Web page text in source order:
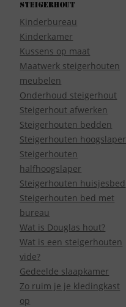
Steigerhout
Kinderbureau
Kinderkamer
Kussens op maat
Maatwerk steigerhouten
meubelen
Onderhoud steigerhout
Steigerhout afwerken
Steigerhouten bedden
Steigerhouten hoogslaper
Steigerhouten
halfhoogslaper
Steigerhouten huisjesbed
Steigerhouten bed met
bureau
Wat is Douglas hout?
Wat is een steigerhouten
vide?
Gedeelde slaapkamer
Zo ruim je je kledingkast
op